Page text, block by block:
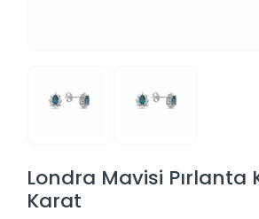
Londra Mavisi Pırlanta
Karat